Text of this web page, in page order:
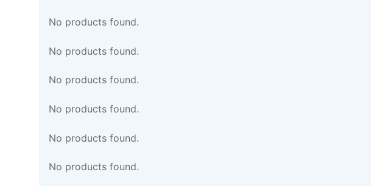
No products found.
No products found.
No products found.
No products found.
No products found.
No products found.